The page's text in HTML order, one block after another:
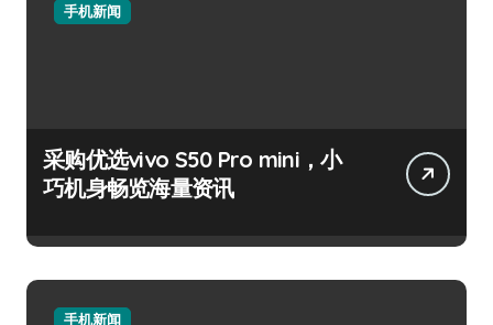
手机新闻
采购优选vivo S50 Pro mini，小
巧机身畅览海量资讯
手机新闻